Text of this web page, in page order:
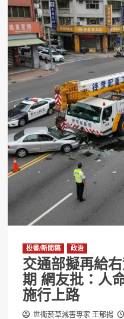
投書/新聞稿 政治
交通部擬再給
期 網友批：人
施行上路
世衛菸草減害專家 王郁揚